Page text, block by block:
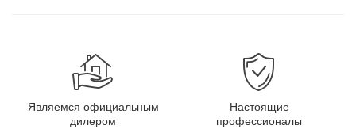
Являемся официальным
дилером
Настоящие
профессионалы